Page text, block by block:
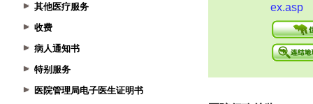
其他医疗服务
收费
病人通知书
特别服务
医院管理局电子医生证明书